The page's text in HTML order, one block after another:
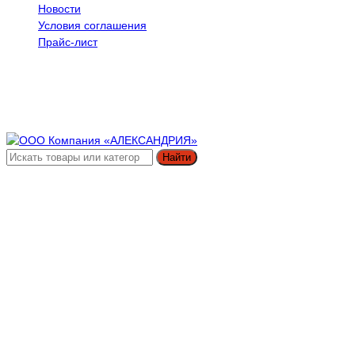
Новости
Условия соглашения
Прайс-лист
Найти